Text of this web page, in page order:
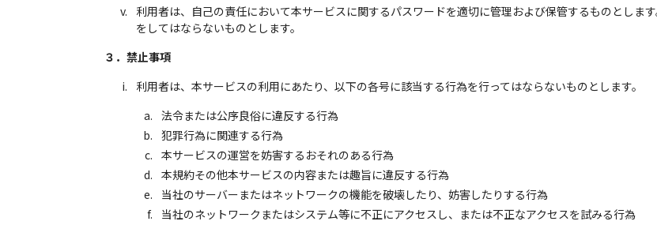
利用者は、自己の責任において本サービスに関するパスワードを適切に管理および保管するものとしま
をしてはならないものとします。
３．禁止事項
利用者は、本サービスの利用にあたり、以下の各号に該当する行為を行ってはならないものとします。
法令または公序良俗に違反する行為
犯罪行為に関連する行為
本サービスの運営を妨害するおそれのある行為
本規約その他本サービスの内容または趣旨に違反する行為
当社のサーバーまたはネットワークの機能を破壊したり、妨害したりする行為
当社のネットワークまたはシステム等に不正にアクセスし、または不正なアクセスを試みる行為